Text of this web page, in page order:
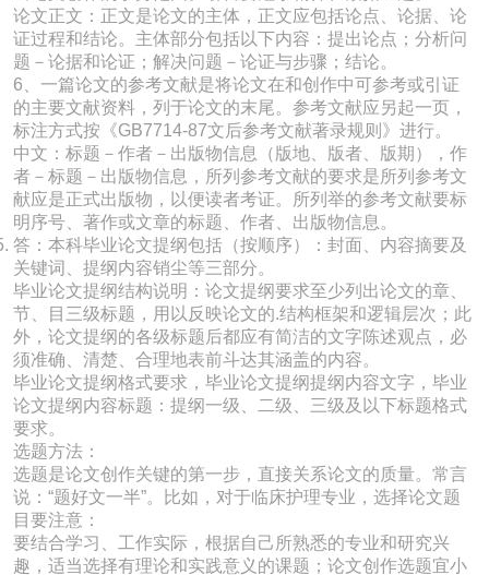
论文正文：正文是论文的主体，正文应包括论点、论据、论
证过程和结论。主体部分包括以下内容：提出论点；分析问
题－论据和论证；解决问题－论证与步骤；结论。
6、一篇论文的参考文献是将论文在和创作中可参考或引证
的主要文献资料，列于论文的末尾。参考文献应另起一页，
标注方式按《GB7714-87文后参考文献著录规则》进行。
中文：标题－作者－出版物信息（版地、版者、版期），作
者－标题－出版物信息，所列参考文献的要求是所列参考文
献应是正式出版物，以便读者考证。所列举的参考文献要标
明序号、著作或文章的标题、作者、出版物信息。
答：本科毕业论文提纲包括（按顺序）：封面、内容摘要及
关键词、提纲内容销尘等三部分。
毕业论文提纲结构说明：论文提纲要求至少列出论文的章、
节、目三级标题，用以反映论文的.结构框架和逻辑层次；此
外，论文提纲的各级标题后都应有简洁的文字陈述观点，必
须准确、清楚、合理地表前斗达其涵盖的内容。
毕业论文提纲格式要求，毕业论文提纲提纲内容文字，毕业
论文提纲内容标题：提纲一级、二级、三级及以下标题格式
要求。
选题方法：
选题是论文创作关键的第一步，直接关系论文的质量。常言
说：“题好文一半”。比如，对于临床护理专业，选择论文题
目要注意：
要结合学习、工作实际，根据自己所熟悉的专业和研究兴
趣，适当选择有理论和实践意义的课题；论文创作选题宜小